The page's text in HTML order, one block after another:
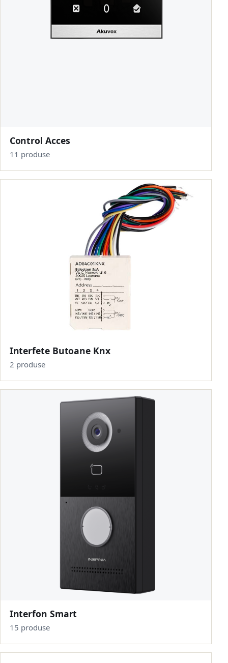
Control Acces
11 produse
Interfete Butoane Knx
2 produse
Interfon Smart
15 produse